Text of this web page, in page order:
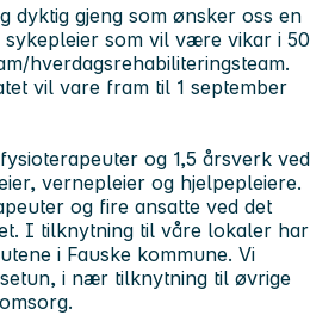
dyktig gjeng som ønsker oss en
som vil være vikar i 50
hverdagsrehabiliteringsteam.
vil vare fram til 1 september
og 1,5 årsverk ved
vernepleier og hjelpepleiere.
og fire ansatte ved det
I tilknytning til våre lokaler har
i Fauske kommune. Vi
i nær tilknytning til øvrige